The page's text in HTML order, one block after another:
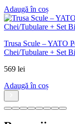
Adaugă în coș
Trusa Scule – YATO
Chei/Tubulare + Set
569 lei
Adaugă în coș